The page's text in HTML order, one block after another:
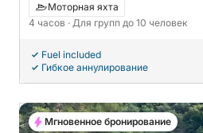
Моторная яхта
4 часов · Для групп до 10 человек
Fuel included
Гибкое аннулирование
Мгновенное бронирование